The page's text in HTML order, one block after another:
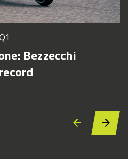
Bezzecchi